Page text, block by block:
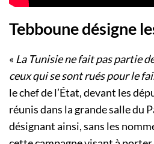
Tebboune désigne
« La Tunisie ne fait pas partie
ceux qui se sont rués pour le
le chef de l’État, devant les
réunis dans la grande salle du
désignant ainsi, sans les